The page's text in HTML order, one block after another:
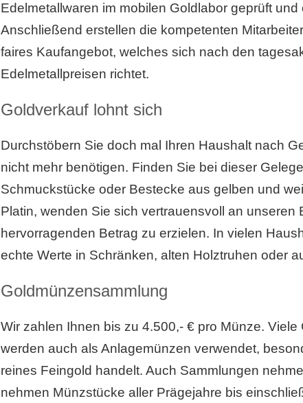
Edelmetallwaren im mobilen Goldlabor geprüft und
Anschließend erstellen die kompetenten
faires Kaufangebot, welches sich nach den
Edelmetallpreisen richtet.
Goldverkauf lohnt sich
Durchstöbern Sie doch mal Ihren Haushalt nach
nicht mehr benötigen. Finden Sie bei dieser
Schmuckstücke oder Bestecke aus gelben und
Platin, wenden Sie sich vertrauensvoll an unseren
hervorragenden Betrag zu erzielen. In vielen
echte Werte in Schränken, alten Holztruhen oder
Goldmünzensammlung
Wir zahlen Ihnen bis zu 4.500,- € pro Münze. Viele
werden auch als Anlagemünzen verwendet,
reines Feingold handelt. Auch Sammlungen
nehmen Münzstücke aller Prägejahre bis